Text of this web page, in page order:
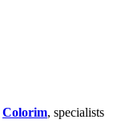
Colorim, specialists